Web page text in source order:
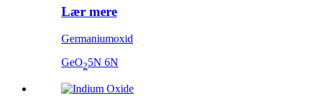
Lær mere
Germaniumoxid
GeO25N 6N